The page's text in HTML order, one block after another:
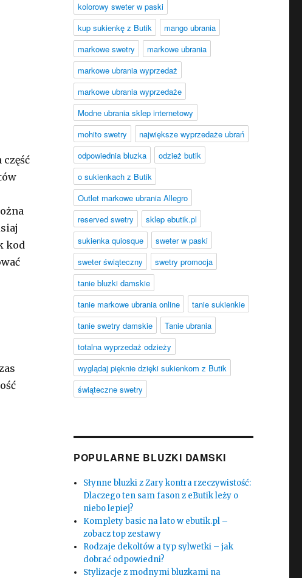
kod
kolorowy sweter w paski
kup sukienkę z Butik
mango ubrania
markowe swetry
markowe ubrania
markowe ubrania wyprzedaż
markowe ubrania wyprzedaże
Modne ubrania sklep internetowy
mohito swetry
największe wyprzedaże ubrań
odpowiednia bluzka
odzież butik
o sukienkach z Butik
Outlet markowe ubrania Allegro
reserved swetry
sklep ebutik.pl
sukienka quiosque
sweter w paski
sweter świąteczny
swetry promocja
tanie bluzki damskie
tanie markowe ubrania online
tanie sukienkie
tanie swetry damskie
Tanie ubrania
totalna wyprzedaż odzieży
wyglądaj pięknie dzięki sukienkom z Butik
świąteczne swetry
POPULARNE BLUZKI DAMSKI
Słynne bluzki z Zary kontra rzeczywistość:
Dlaczego ten sam fason z eButik leży o
niebo lepiej?
Komplety basic na lato w ebutik.pl –
zobacz top zestawy
Rodzaje dekoltów a typ sylwetki – jak
dobrać odpowiedni?
Stylizacje z modnymi bluzkami na